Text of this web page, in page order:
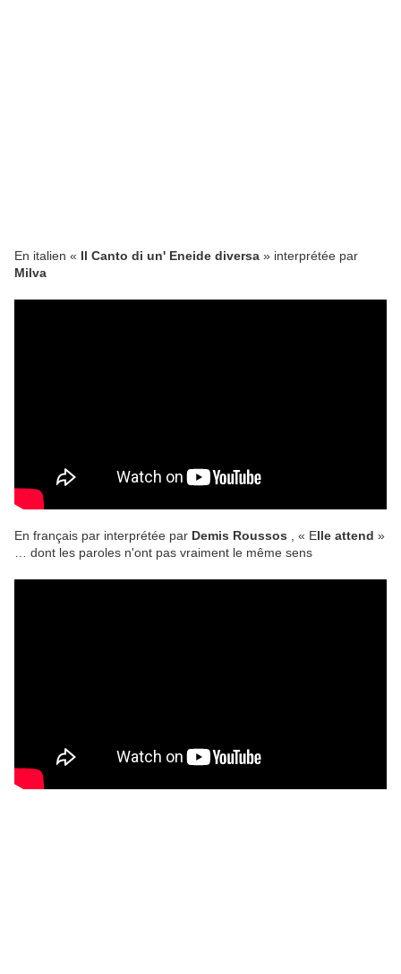
En italien « Il Canto di un' Eneide diversa » interprétée par
Milva
En français par interprétée par Demis Roussos , « Elle attend »
… dont les paroles n'ont pas vraiment le même sens